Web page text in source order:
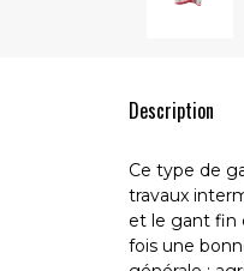
Description
Ce type de
travaux
et le gant fin
fois une